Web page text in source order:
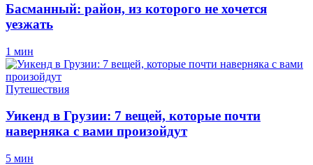
Басманный: район, из которого не хочется
уезжать
1 мин
Путешествия
Уикенд в Грузии: 7 вещей, которые почти
наверняка с вами произойдут
5 мин